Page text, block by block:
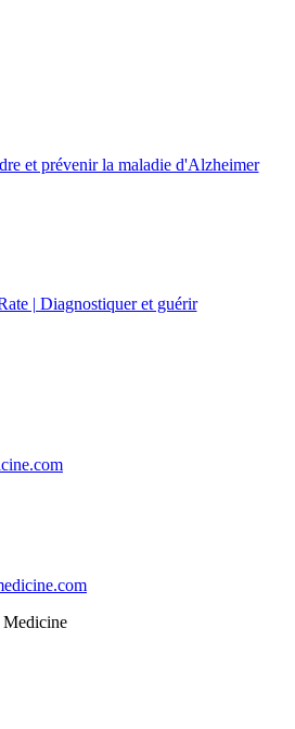
et prévenir la maladie d'Alzheimer
| Diagnostiquer et guérir